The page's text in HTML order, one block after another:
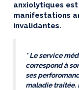
anxiolytiques
manifestations
invalidantes.
* Le service
correspond à
ses
maladie traitée.